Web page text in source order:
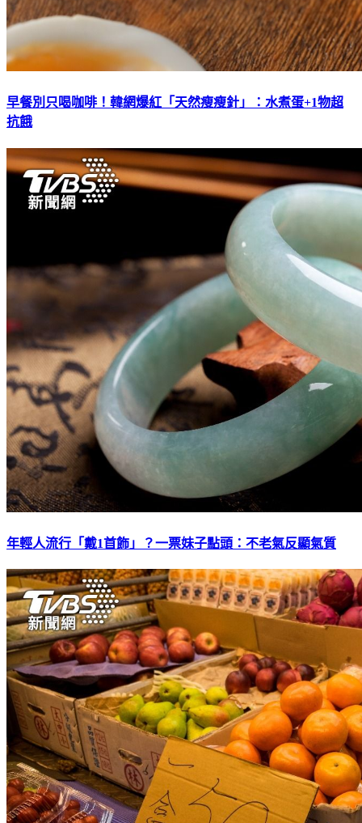
早餐別只喝咖啡！韓網爆紅「天然瘦瘦針」：水煮蛋+1物超
抗餓
年輕人流行「戴1首飾」？一票妹子點頭：不老氣反顯氣質